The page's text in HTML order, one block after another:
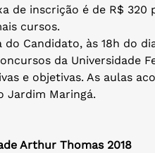
de inscrição é de R$ 320
cursos.
Candidato, às 18h do
da Universidade
e objetivas. As aulas
Jardim Maringá.
Arthur Thomas 2018